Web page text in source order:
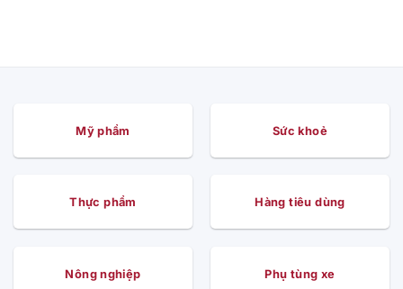
Mỹ phẩm Sức khoẻ
Thực phẩm Hàng tiêu dùng
Nông nghiệp Phụ tùng xe